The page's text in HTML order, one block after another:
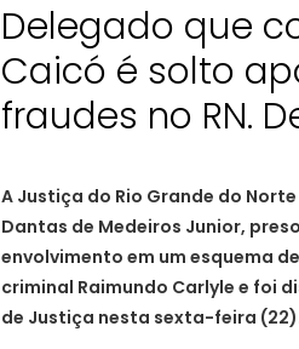
Delegado que
Caicó é solto
fraudes no RN.
A Justiça do Rio Grande do
Dantas de Medeiros Junior,
envolvimento em um esquema
criminal Raimundo Carlyle e foi
de Justiça nesta sexta-feira